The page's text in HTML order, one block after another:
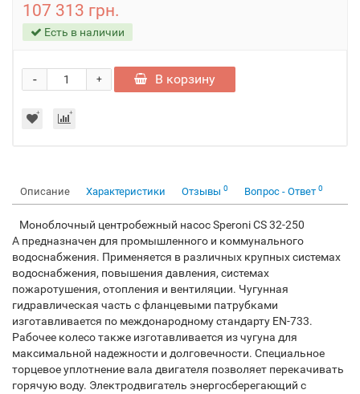
107 313 грн.
Есть в наличии
+
- В корзину
Описание Характеристики Отзывы 0 Вопрос - Ответ 0
Моноблочный центробежный насос Speroni CS 32-250
A предназначен для промышленного и коммунального
водоснабжения. Применяется в различных крупных системах
водоснабжения, повышения давления, системах
пожаротушения, отопления и вентиляции. Чугунная
гидравлическая часть с фланцевыми патрубками
изготавливается по междонародному стандарту EN-733.
Рабочее колесо также изготавливается из чугуна для
максимальной надежности и долговечности. Специальное
торцевое уплотнение вала двигателя позволяет перекачивать
горячую воду. Электродвигатель энергосберегающий с